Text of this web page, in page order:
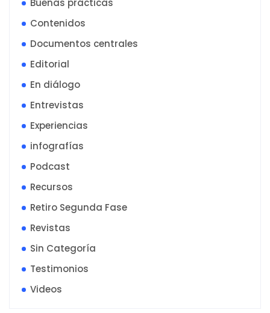
Buenas prácticas
Contenidos
Documentos centrales
Editorial
En diálogo
Entrevistas
Experiencias
infografías
Podcast
Recursos
Retiro Segunda Fase
Revistas
Sin Categoría
Testimonios
Videos